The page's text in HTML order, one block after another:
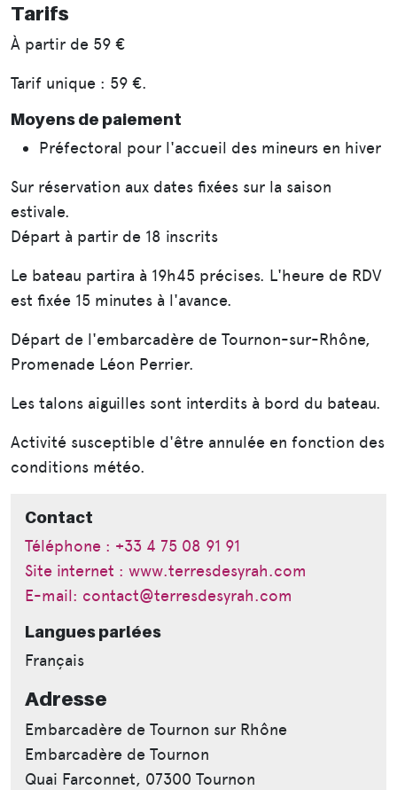
Tarifs
À partir de 59 €
Tarif unique : 59 €.
Moyens de paiement
Préfectoral pour l'accueil des mineurs en hiver
Sur réservation aux dates fixées sur la saison
estivale.
Départ à partir de 18 inscrits
Le bateau partira à 19h45 précises. L'heure de RDV
est fixée 15 minutes à l'avance.
Départ de l'embarcadère de Tournon-sur-Rhône,
Promenade Léon Perrier.
Les talons aiguilles sont interdits à bord du bateau.
Activité susceptible d'être annulée en fonction des
conditions météo.
Contact
Téléphone : +33 4 75 08 91 91
Site internet : www.terresdesyrah.com
E-mail: contact@terresdesyrah.com
Langues parlées
Français
Adresse
Embarcadère de Tournon sur Rhône
Embarcadère de Tournon
Quai Farconnet, 07300 Tournon